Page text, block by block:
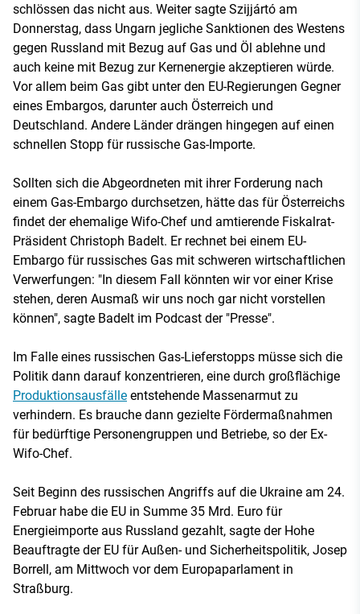
schlössen das nicht aus. Weiter sagte Szijjártó am
Donnerstag, dass Ungarn jegliche Sanktionen des Westens
gegen Russland mit Bezug auf Gas und Öl ablehne und
auch keine mit Bezug zur Kernenergie akzeptieren würde.
Vor allem beim Gas gibt unter den EU-Regierungen Gegner
eines Embargos, darunter auch Österreich und
Deutschland. Andere Länder drängen hingegen auf einen
schnellen Stopp für russische Gas-Importe.
Sollten sich die Abgeordneten mit ihrer Forderung nach
einem Gas-Embargo durchsetzen, hätte das für Österreichs
findet der ehemalige Wifo-Chef und amtierende Fiskalrat-
Präsident Christoph Badelt. Er rechnet bei einem EU-
Embargo für russisches Gas mit schweren wirtschaftlichen
Verwerfungen: "In diesem Fall könnten wir vor einer Krise
stehen, deren Ausmaß wir uns noch gar nicht vorstellen
können", sagte Badelt im Podcast der "Presse".
Im Falle eines russischen Gas-Lieferstopps müsse sich die
Politik dann darauf konzentrieren, eine durch großflächige
Produktionsausfälle entstehende Massenarmut zu
verhindern. Es brauche dann gezielte Fördermaßnahmen
für bedürftige Personengruppen und Betriebe, so der Ex-
Wifo-Chef.
Seit Beginn des russischen Angriffs auf die Ukraine am 24.
Februar habe die EU in Summe 35 Mrd. Euro für
Energieimporte aus Russland gezahlt, sagte der Hohe
Beauftragte der EU für Außen- und Sicherheitspolitik, Josep
Borrell, am Mittwoch vor dem Europaparlament in
Straßburg.